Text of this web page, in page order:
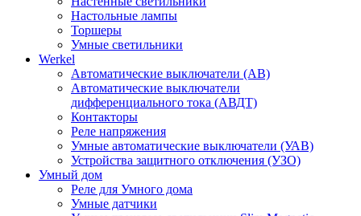
Настольные лампы
Торшеры
Умные светильники
Werkel
Автоматические выключатели (АВ)
Автоматические выключатели
дифференциального тока (АВДТ)
Контакторы
Реле напряжения
Умные автоматические выключатели (УАВ)
Устройства защитного отключения (УЗО)
Умный дом
Реле для Умного дома
Умные датчики